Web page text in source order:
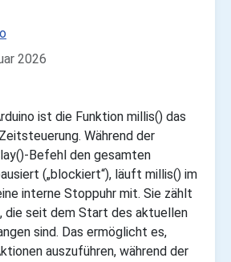
2026
ist die Funktion millis() das
Während der
Befehl den gesamten
(„blockiert“), läuft millis() im
interne Stoppuhr mit. Sie zählt
die seit dem Start des aktuellen
sind. Das ermöglicht es,
auszuführen, während der